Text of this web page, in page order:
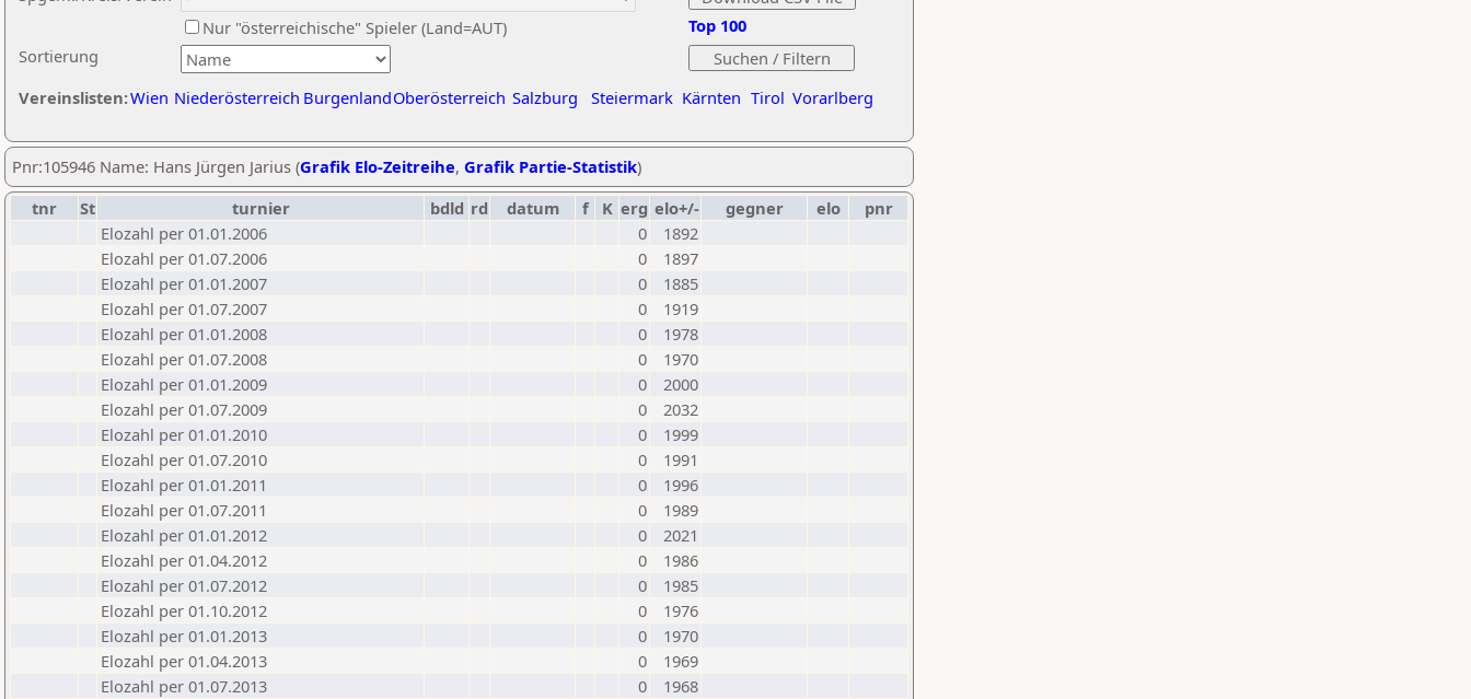
Sortierung
Nur "österreichische" Spieler (Land=AUT)
Vereinslisten:Wien Niederösterreich BurgenlandOberösterreich Salzburg Steiermark Kärnten Tirol Vorarlberg
Top 100
Pnr:105946 Name: Hans Jürgen Jarius (Grafik Elo-Zeitreihe, Grafik Partie-Statistik)
tnr
St turnier bdld rd datum f K erg elo+/- gegner elo
pnr
Elozahl per 01.01.2006
0
1892
Elozahl per 01.07.2006
0
1897
Elozahl per 01.01.2007
0
1885
Elozahl per 01.07.2007
0
1919
Elozahl per 01.01.2008
0
1978
Elozahl per 01.07.2008
0
1970
Elozahl per 01.01.2009
0
2000
Elozahl per 01.07.2009
0
2032
Elozahl per 01.01.2010
0
1999
Elozahl per 01.07.2010
0
1991
Elozahl per 01.01.2011
0
1996
Elozahl per 01.07.2011
0
1989
Elozahl per 01.01.2012
0
2021
Elozahl per 01.04.2012
0
1986
Elozahl per 01.07.2012
0
1985
Elozahl per 01.10.2012
0
1976
Elozahl per 01.01.2013
0
1970
Elozahl per 01.04.2013
0
1969
Elozahl per 01.07.2013
0
1968